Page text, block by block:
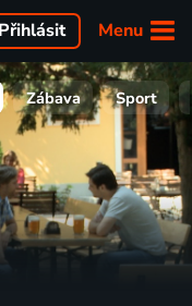
Menu
Přihlásit
Zábava Sport